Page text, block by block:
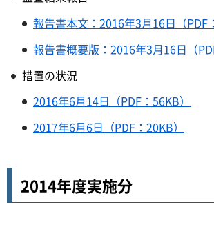
報告書本文：2016年3月16日（PDF
報告書概要版：2016年3月16日（
措置の状況
2016年6月14日（PDF：56KB）
2017年6月6日（PDF：20KB）
2014年度実施分